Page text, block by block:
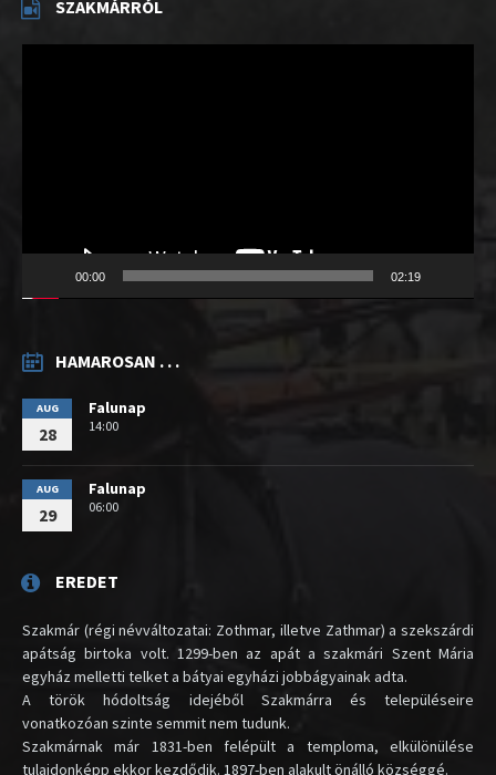
SZAKMÁRRÓL
00:00 02:19
HAMAROSAN . . .
AUG
28
Falunap
14:00
AUG
29
Falunap
06:00
EREDET
Szakmár (régi névváltozatai: Zothmar, illetve Zathmar) a szekszárdi
apátság birtoka volt. 1299-ben az apát a szakmári Szent Mária
egyház melletti telket a bátyai egyházi jobbágyainak adta.
A török hódoltság idejéből Szakmárra és településeire
vonatkozóan szinte semmit nem tudunk.
Szakmárnak már 1831-ben felépült a temploma, elkülönülése
tulajdonképp ekkor kezdődik. 1897-ben alakult önálló községgé.